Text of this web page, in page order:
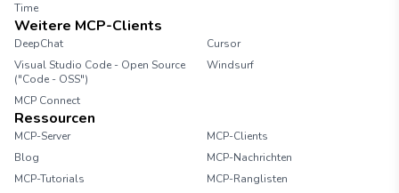
Time
Weitere MCP-Clients
DeepChat
Cursor
Visual Studio Code - Open Source
("Code - OSS")
Windsurf
MCP Connect
Ressourcen
MCP-Server
MCP-Clients
Blog
MCP-Nachrichten
MCP-Tutorials
MCP-Ranglisten